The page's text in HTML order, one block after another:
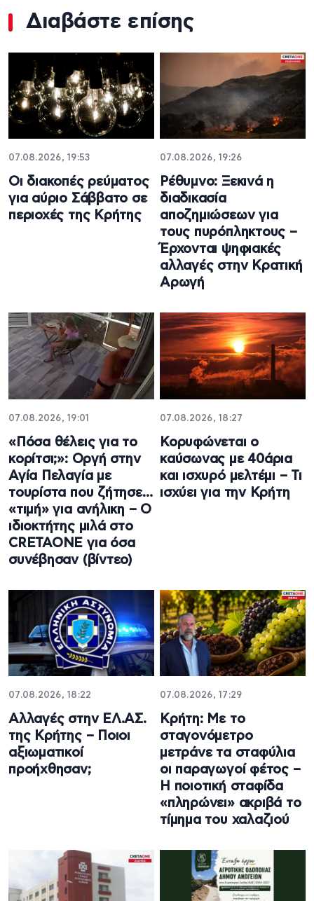
Διαβάστε επίσης
07.08.2026, 19:53
Οι διακοπές ρεύματος
για αύριο Σάββατο σε
περιοχές της Κρήτης
07.08.2026, 19:26
Ρέθυμνο: Ξεκινά η
διαδικασία
αποζημιώσεων για
τους πυρόπληκτους –
Έρχονται ψηφιακές
αλλαγές στην Κρατική
Αρωγή
07.08.2026, 19:01
«Πόσα θέλεις για το
κορίτσι;»: Οργή στην
Αγία Πελαγία με
τουρίστα που ζήτησε…
«τιμή» για ανήλικη – Ο
ιδιοκτήτης μιλά στο
CRETAONE για όσα
συνέβησαν (βίντεο)
07.08.2026, 18:27
Κορυφώνεται ο
καύσωνας με 40άρια
και ισχυρό μελτέμι – Τι
ισχύει για την Κρήτη
07.08.2026, 18:22
Αλλαγές στην ΕΛ.ΑΣ.
της Κρήτης – Ποιοι
αξιωματικοί
προήχθησαν;
07.08.2026, 17:29
Κρήτη: Με το
σταγονόμετρο
μετράνε τα σταφύλια
οι παραγωγοί φέτος –
Η ποιοτική σταφίδα
«πληρώνει» ακριβά το
τίμημα του χαλαζιού